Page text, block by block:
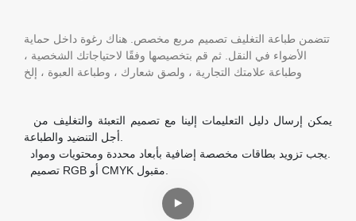
تتضمن طباعة التغليف تصميم مربع مخصص. هناك رغوة داخل حماية
الأضواء في النقل. ثم قم بتخصيصها وفقًا لاحتياجاتك الشخصية ،
أجل التنضيد والطباعة.
يجب تزويد بطاقات مخصصة إضافية بأبعاد محددة ومحتويات ومواد.
تصميم RGB أو CMYK مقبول.